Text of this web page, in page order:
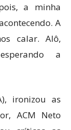
a minha
A
calar. Alô,
a
ironizou as
ACM Neto